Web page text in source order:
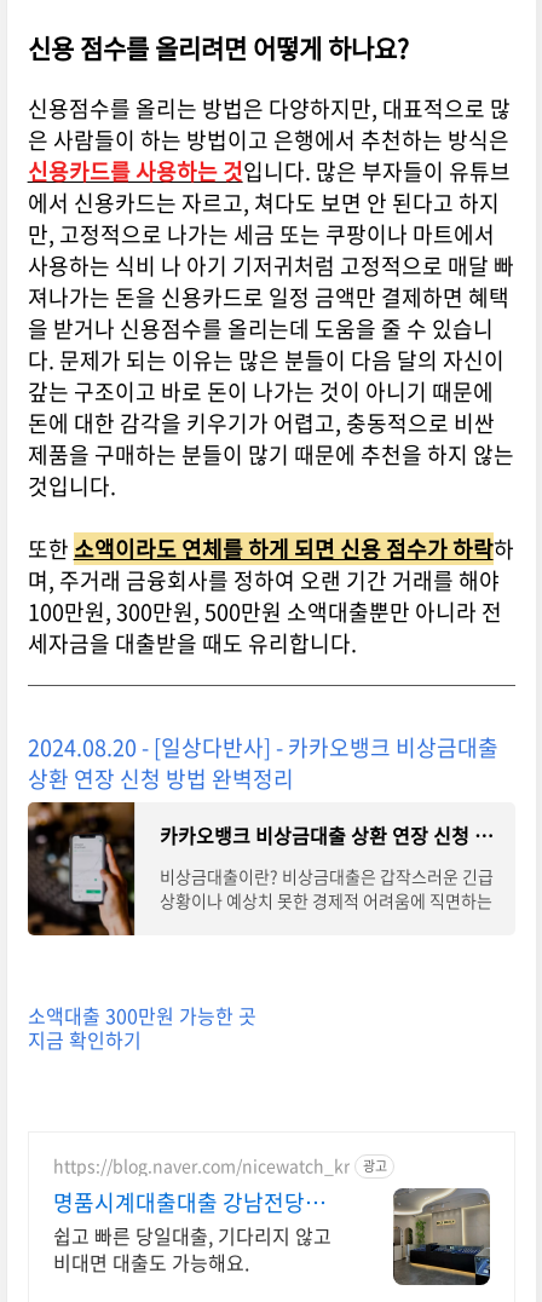
신용 점수를 올리려면 어떻게 하나요?
신용점수를 올리는 방법은 다양하지만, 대표적으로 많
은 사람들이 하는 방법이고 은행에서 추천하는 방식은
신용카드를 사용하는 것입니다. 많은 부자들이 유튜브
에서 신용카드는 자르고, 쳐다도 보면 안 된다고 하지
만, 고정적으로 나가는 세금 또는 쿠팡이나 마트에서
사용하는 식비 나 아기 기저귀처럼 고정적으로 매달 빠
져나가는 돈을 신용카드로 일정 금액만 결제하면 혜택
을 받거나 신용점수를 올리는데 도움을 줄 수 있습니
다. 문제가 되는 이유는 많은 분들이 다음 달의 자신이
갚는 구조이고 바로 돈이 나가는 것이 아니기 때문에
돈에 대한 감각을 키우기가 어렵고, 충동적으로 비싼
제품을 구매하는 분들이 많기 때문에 추천을 하지 않는
것입니다.
또한 소액이라도 연체를 하게 되면 신용 점수가 하락하
며, 주거래 금융회사를 정하여 오랜 기간 거래를 해야
100만원, 300만원, 500만원 소액대출뿐만 아니라 전
세자금을 대출받을 때도 유리합니다.
2024.08.20 - [일상다반사] - 카카오뱅크 비상금대출
상환 연장 신청 방법 완벽정리
카카오뱅크 비상금대출 상환 연장 신청 방법 완벽정리
비상금대출이란? 비상금대출은 갑작스러운 긴급
상황이나 예상치 못한 경제적 어려움에 직면하는
소액대출 300만원 가능한 곳
지금 확인하기
https://blog.naver.com/nicewatch_kr 광고
명품시계대출대출 강남전당포
나이스전당포
쉽고 빠른 당일대출, 기다리지 않고
비대면 대출도 가능해요.